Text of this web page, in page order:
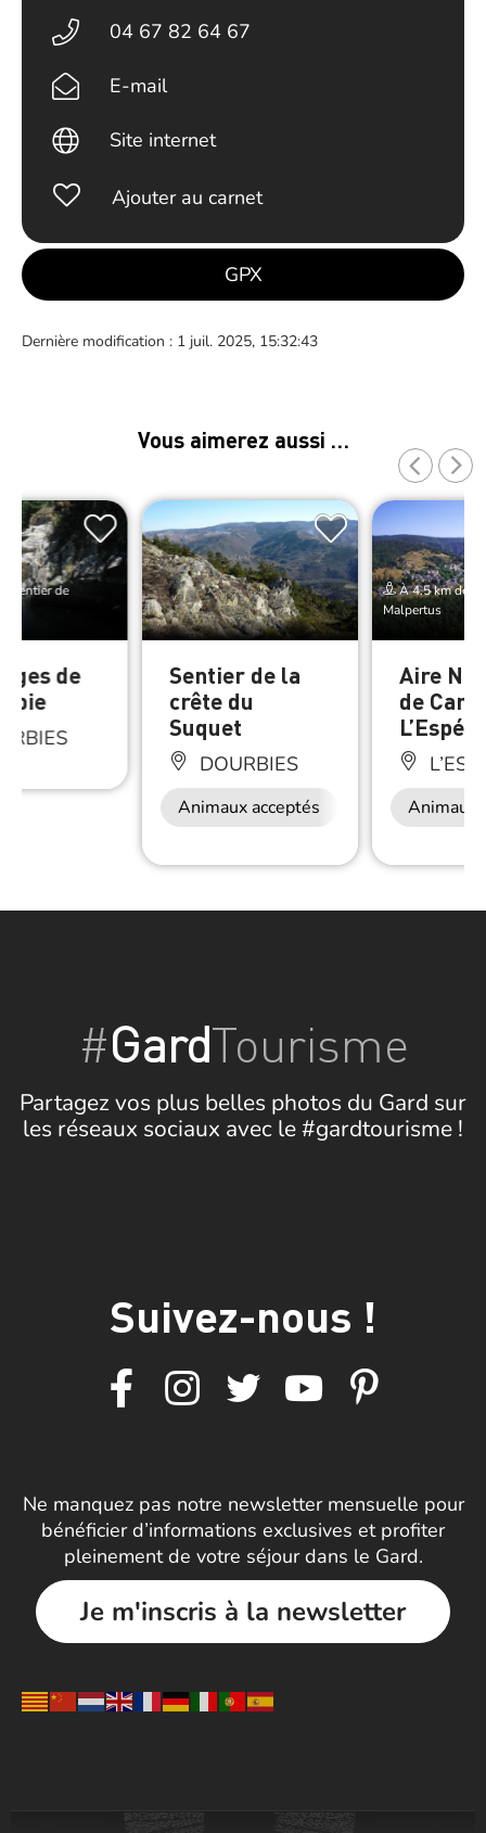
04 67 82 64 67
E-mail
Site internet
Ajouter au carnet
GPX
Dernière modification : 1 juil. 2025, 15:32:43
Vous aimerez aussi …
Sentier de
de
Sentier de la
crête du
Suquet
DOURBIES
Animaux acceptés
À 4.5 km de
Malpertus
Aire
de
Animaux
#GardTourisme
Partagez vos plus belles photos du Gard sur
les réseaux sociaux avec le #gardtourisme !
Suivez-nous !
Ne manquez pas notre newsletter mensuelle pour
bénéficier d’informations exclusives et profiter
pleinement de votre séjour dans le Gard.
Je m'inscris à la newsletter